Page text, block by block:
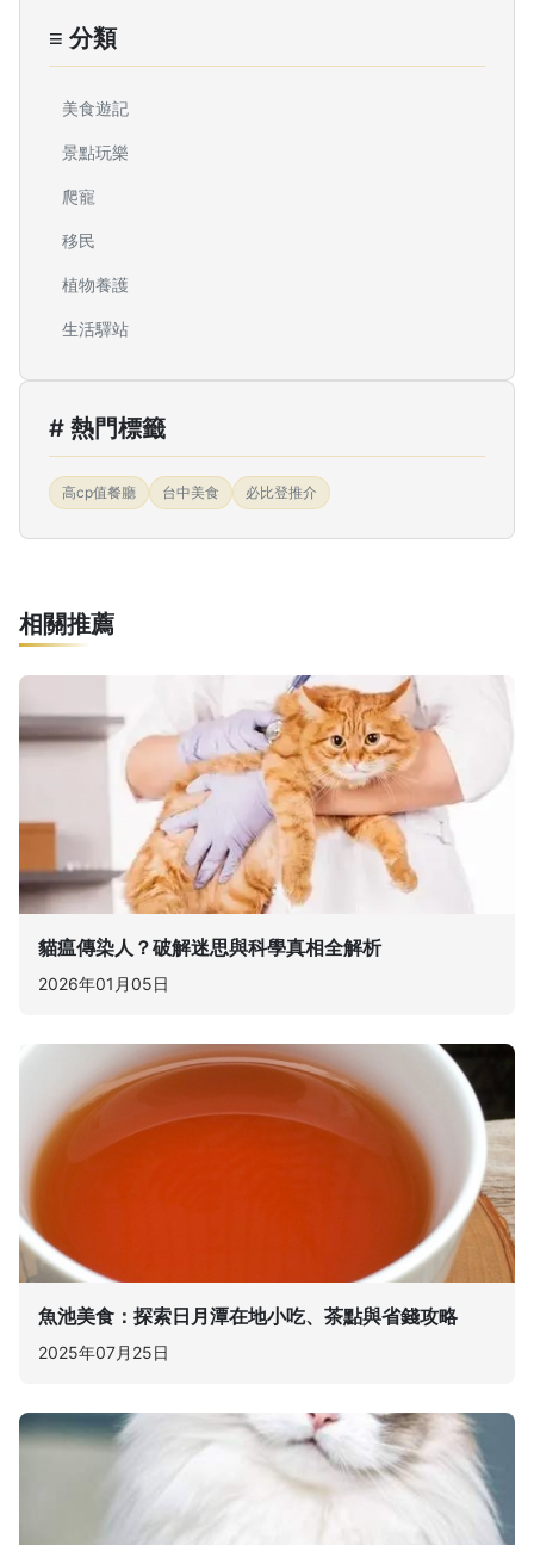
≡ 分類
美食遊記
景點玩樂
爬寵
移民
植物養護
生活驛站
# 熱門標籤
高cp值餐廳 台中美食 必比登推介
相關推薦
貓瘟傳染人？破解迷思與科學真相全解析
2026年01月05日
魚池美食：探索日月潭在地小吃、茶點與省錢攻略
2025年07月25日